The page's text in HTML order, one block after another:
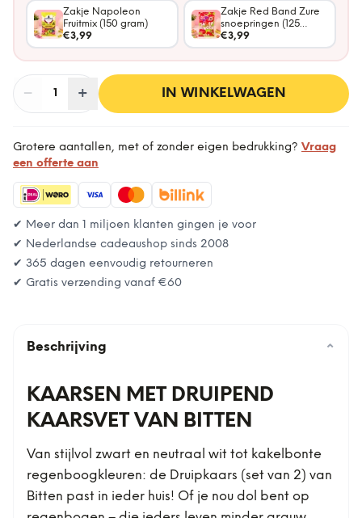
Zakje Napoleon
Fruitmix (150 gram)
€3,99
Zakje Red Band Zure
snoepringen (125
gram)
€3,99
− Aantal
1 + IN WINKELWAGEN
Grotere aantallen, met of zonder eigen bedrukking? Vraag
een offerte aan
✔ Meer dan 1 miljoen klanten gingen je voor
✔ Nederlandse cadeaushop sinds 2008
✔ 365 dagen eenvoudig retourneren
✔ Gratis verzending vanaf €60
Beschrijving ⌄
KAARSEN MET DRUIPEND
KAARSVET VAN BITTEN
Van stijlvol zwart en neutraal wit tot kakelbonte
regenboogkleuren: de Druipkaars (set van 2) van
Bitten past in ieder huis! Of je nou dol bent op